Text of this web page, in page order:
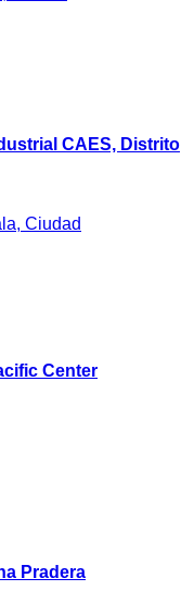
CAES, Distrito
Ciudad
Center
Pradera